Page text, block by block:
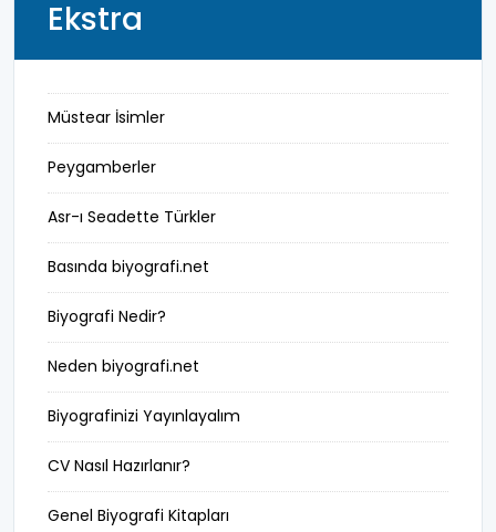
halk bilgesi
halk kültürü
hat-geleneksel sanatlar
hukukçu
ilkler
ingilizce biyografi
istihbarat
işinsanı
karikatürist
Ekstra
Müstear İsimler
Peygamberler
Asr-ı Seadette Türkler
Basında biyografi.net
Biyografi Nedir?
Neden biyografi.net
Biyografinizi Yayınlayalım
CV Nasıl Hazırlanır?
Genel Biyografi Kitapları